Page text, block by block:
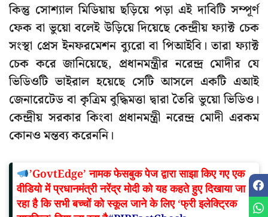
কিন্তু সোশ্যাল মিডিয়ায় ছড়িয়ে পড়া এই দাবিটি সম্পূর্ণ
ফেক বা ভুয়ো বলেই উড়িয়ে দিয়েছে কেন্দ্রীয় ফ্যাক্ট চেক
সংস্থা প্রেস ইনফরমেশন ব্যুরো বা পিআইবি। তারা ফ্যাক্ট
চেক করে জানিয়েছে, প্রধানমন্ত্রীর নরেন্দ্র মোদীর যে
ভিডিওটি ভাইরাল হয়েছে সেটি আসলে একটি এআই
জেনারেটেড বা কৃত্রিম বুদ্ধিমত্তা দ্বারা তৈরি ভুয়ো ভিডিও।
কেন্দ্রীয় সরকার কিংবা প্রধানমন্ত্রী নরেন্দ্র মোদী এরকম
কোনও মন্তব্য করেননি।
’GovtEdge’ नामक फेसबुक पेज द्वारा साझा किए गए एक
वीडियो में प्रधानमंत्री नरेंद्र मोदी को यह कहते हुए दिखाया जा
रहा है कि सभी बच्चों को स्कूल जाने के लिए ‘फ्री इलेक्ट्रिक